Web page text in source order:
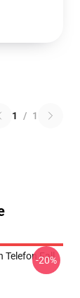
1 / 1
Telefon Fall
-20%